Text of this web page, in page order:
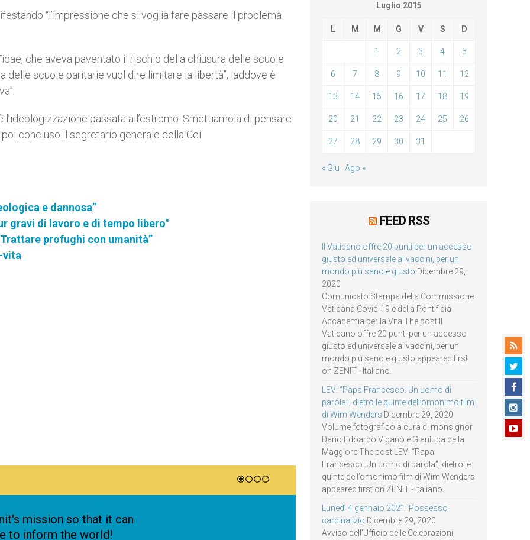
“l’impressione che si voglia fare passare il problema
che aveva paventato il rischio della chiusura delle scuole
delle scuole paritarie vuol dire limitare la libertà”, laddove è
passata all’estremo. Smettiamola di pensare
concluso il segretario generale della Cei.
e dannosa”
gravi di lavoro e di tempo libero"
profughi con umanità”
vita
Luglio 2015
L M M G V S D
1 2 3 4 5
6 7 8 9 10 11 12
13 14 15 16 17 18 19
20 21 22 23 24 25 26
27 28 29 30 31
« Giu Ago »
FEED RSS
Il Vaticano offre 20 punti per un accesso
giusto ed universale ai vaccini, per un
mondo più sano e giusto Dicembre 29,
2020
Comunicato Stampa della Commissione
Vaticana Covid-19 e della Pontificia
Accademia per la Vita The post Il
Vaticano offre 20 punti per un accesso
giusto ed universale ai vaccini, per un
mondo più sano e giusto appeared first
on ZENIT - Italiano.
LEV: “Papa Francesco. Un uomo di
parola”, dietro le quinte dell’omonimo film
di Wim Wenders Dicembre 29, 2020
Volume fotografico a cura di monsignor
Dario Edoardo Viganò e Gianluca della
Maggiore The post LEV: “Papa
Francesco. Un uomo di parola”, dietro le
quinte dell’omonimo film di Wim Wenders
appeared first on ZENIT - Italiano.
Lunedì 4 gennaio 2021: Possesso
cardinalizio Dicembre 29, 2020
Avviso dell’Ufficio delle Celebrazioni